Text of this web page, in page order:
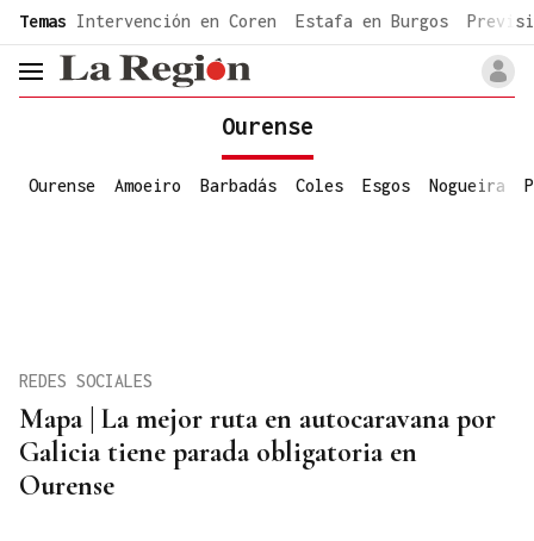
common.go-to-content
Temas Intervención en Coren Estafa en Burgos
header.menu.open
Ourense
Ourense Amoeiro Barbadás Coles Esgos Nogueira
Mapa | La mejor ruta en autocaravana por
Galicia tiene parada obligatoria en
Ourense
REDES SOCIALES